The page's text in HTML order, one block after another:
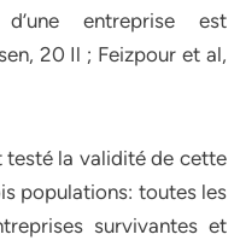
entreprise est
20 Il ; Feizpour et al,
testé la validité de cette
populations: toutes les
survivantes et